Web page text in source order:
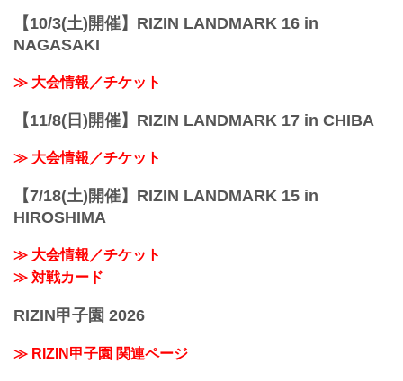
【10/3(土)開催】RIZIN LANDMARK 16 in
NAGASAKI
≫ 大会情報／チケット
【11/8(日)開催】RIZIN LANDMARK 17 in CHIBA
≫ 大会情報／チケット
【7/18(土)開催】RIZIN LANDMARK 15 in
HIROSHIMA
≫ 大会情報／チケット
≫ 対戦カード
RIZIN甲子園 2026
≫ RIZIN甲子園 関連ページ